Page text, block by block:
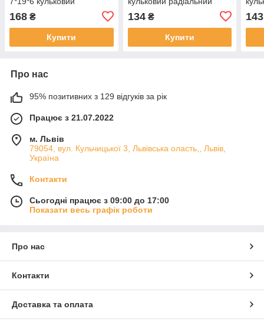
168 ₴
Купити
134₴
Купити
143
Про нас
95% позитивних з 129 відгуків за рік
Працює з 21.07.2022
м. Львів
79054, вул. Кульчицької 3, Львівська оласть,, Львів,
Україна
Контакти
Сьогодні працює з 09:00 до 17:00
Показати весь графік роботи
Про нас
Контакти
Доставка та оплата